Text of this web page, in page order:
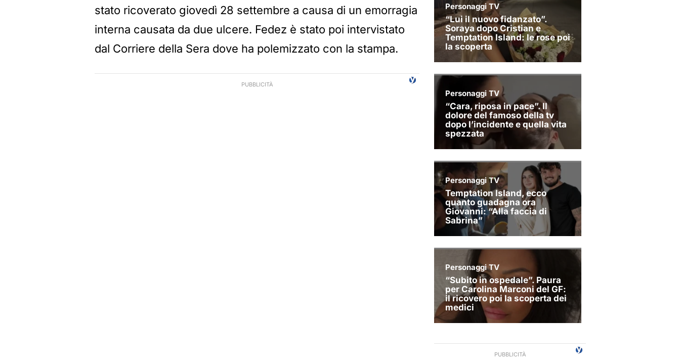
stato ricoverato giovedì 28 settembre a causa di un emorragia
interna causata da due ulcere. Fedez è stato poi intervistato
dal Corriere della Sera dove ha polemizzato con la stampa.